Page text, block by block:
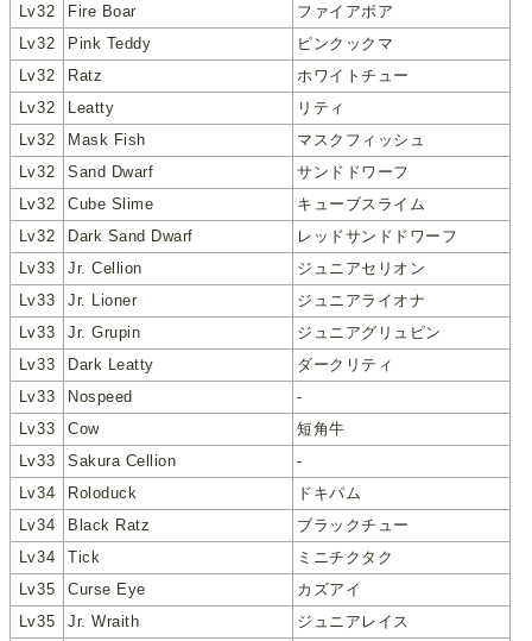
Lv32
Fire Boar
ファイアボア
Lv32
Pink Teddy
ピンクックマ
Lv32
Ratz
ホワイトチュー
Lv32
Leatty
リティ
Lv32
Mask Fish
マスクフィッシュ
Lv32
Sand Dwarf
サンドドワーフ
Lv32
Cube Slime
キューブスライム
Lv32
Dark Sand Dwarf
レッドサンドドワーフ
Lv33
Jr. Cellion
ジュニアセリオン
Lv33
Jr. Lioner
ジュニアライオナ
Lv33
Jr. Grupin
ジュニアグリュピン
Lv33
Dark Leatty
ダークリティ
Lv33
Nospeed
-
Lv33
Cow
短角牛
Lv33
Sakura Cellion
-
Lv34
Roloduck
ドキパム
Lv34
Black Ratz
ブラックチュー
Lv34
Tick
ミニチクタク
Lv35
Curse Eye
カズアイ
Lv35
Jr. Wraith
ジュニアレイス